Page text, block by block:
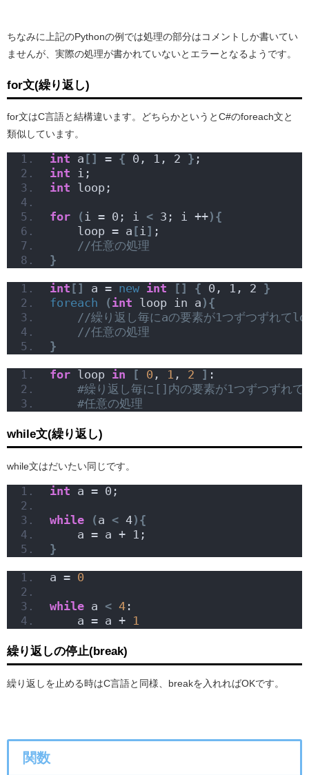
ちなみに上記のPythonの例では処理の部分はコメントしか書いてい
ませんが、実際の処理が書かれていないとエラーとなるようです。
for文(繰り返し)
for文はC言語と結構違います。どちらかというとC#のforeach文と
類似しています。
int a [] = { 0, 1, 2 } ;
int i;
int loop;
for (i = 0; i < 3; i ++){
    loop = a
[i] ;
//任意の処理
}
int [] a = new int [] { 0, 1, 2 }
foreach
(int loop in a ){
//繰り返し毎にaの要素が1つずつずれて
//任意の処理
}
for loop in [ 0 , 1 , 2 ] :
#繰り返し毎に[]内の要素が1つずつずれ
#任意の処理
while文(繰り返し)
while文はだいたい同じです。
int a = 0;
while (a < 4){
    a = a + 1;
}
a = 0
while a < 4 :
    a = a +
1
繰り返しの停止(break)
繰り返しを止める時はC言語と同様、breakを入れればOKです。
関数